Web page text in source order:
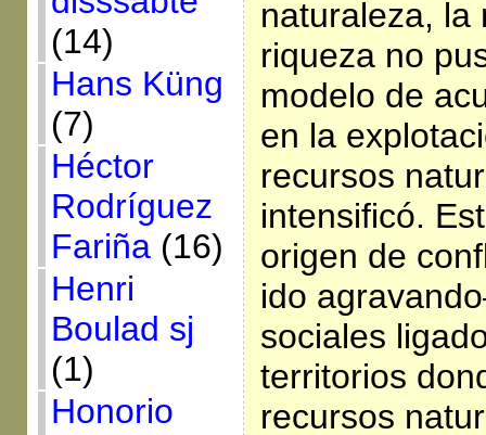
(14)
Hans Küng
(7)
Héctor
Rodríguez
Fariña(16)
Henri
Boulad sj
(1)
Honorio
naturaleza, la
riqueza no
modelo de
en la
recursos
intensificó.
origen de
ido
sociales
territorios
recursos